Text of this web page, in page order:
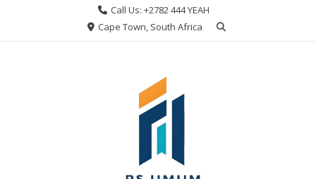
Call Us: +2782 444 YEAH
Cape Town, South Africa